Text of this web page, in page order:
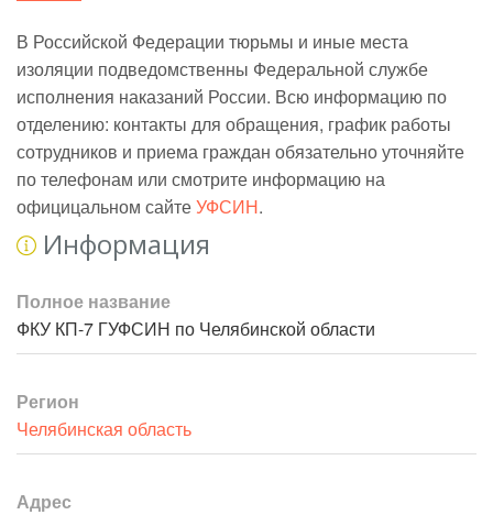
В Российской Федерации тюрьмы и иные места
изоляции подведомственны Федеральной службе
исполнения наказаний России. Всю информацию по
отделению: контакты для обращения, график работы
сотрудников и приема граждан обязательно уточняйте
по телефонам или смотрите информацию на
официцальном сайтеУФСИН.
Информация
Полное название
ФКУ КП-7 ГУФСИН по Челябинской области
Регион
Челябинская область
Адрес